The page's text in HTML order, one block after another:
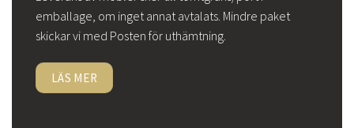
emballage, om inget annat avtalats. Mindre paket
skickar vi med Posten för uthämtning.
LÄS MER